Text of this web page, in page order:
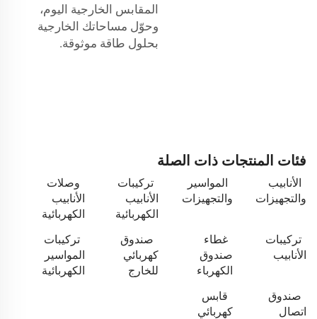
المقابس الخارجية اليوم،
وحوّل مساحاتك الخارجية
بحلول طاقة موثوقة.
فئات المنتجات ذات الصلة
الأنابيب
والتجهيزات
المواسير
والتجهيزات
تركيبات
الأنابيب
الكهربائية
وصلات
الأنابيب
الكهربائية
تركيبات
الأنابيب
غطاء
صندوق
الكهرباء
صندوق
كهربائي
للخارج
تركيبات
المواسير
الكهربائية
صندوق
اتصال
قابس
كهربائي